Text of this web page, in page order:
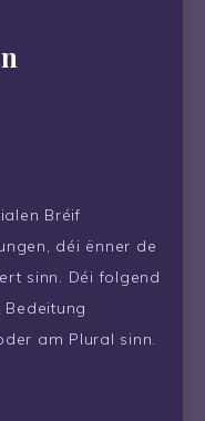
Bréif
déi ënner de
sinn. Déi folgend
am Plural sinn.